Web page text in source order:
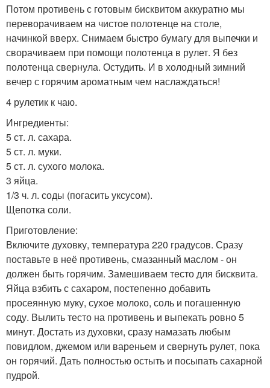
Потом противень с готовым бисквитом аккуратно мы
переворачиваем на чистое полотенце на столе,
начинкой вверх. Снимаем быстро бумагу для выпечки и
сворачиваем при помощи полотенца в рулет. Я без
полотенца свернула. Остудить. И в холодный зимний
вечер с горячим ароматным чем наслаждаться!
4 рулетик к чаю.
Ингредиенты:
5 ст. л. сахара.
5 ст. л. муки.
5 ст. л. сухого молока.
3 яйца.
1/3 ч. л. соды (погасить уксусом).
Щепотка соли.
Приготовление:
Включите духовку, температура 220 градусов. Сразу
поставьте в неё противень, смазанный маслом - он
должен быть горячим. Замешиваем тесто для бисквита.
Яйца взбить с сахаром, постепенно добавить
просеянную муку, сухое молоко, соль и погашенную
соду. Вылить тесто на противень и выпекать ровно 5
минут. Достать из духовки, сразу намазать любым
повидлом, джемом или вареньем и свернуть рулет, пока
он горячий. Дать полностью остыть и посыпать сахарной
пудрой.